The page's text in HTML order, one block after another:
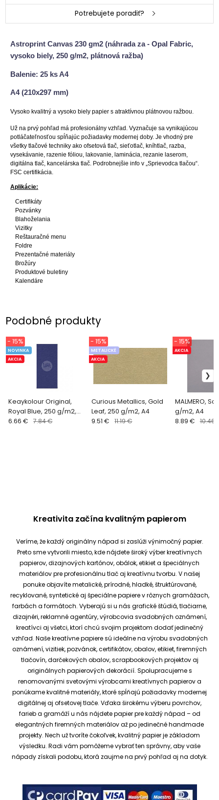
Potrebujete poradiť?
Astroprint Canvas 230 gm2 (náhrada za - Opal Fabric,
vysoko biely, 250 g/m2, plátnová ražba)
Balenie: 25 ks A4
A4 (210x297 mm)
Vysoko kvalitný a vysoko biely papier s atraktívnou plátnovou ražbou.
Už na prvý pohľad má profesionálny vzhľad. Vyznačuje sa vynikajúcou
potláčateľnosťou spĺňajúc požiadavky modernej doby.Je vhodný pre
všetky tlačové techniky ako ofsetová tlač, sieťotlač, kníhtlač, razba,
vysekávanie, razenie fóliou, lakovanie, laminácia, rezanie laserom,
digitálna tlač, kancelárska tlač. Podrobnejšie info v „Sprievodca tlačou“.
FSC certifikácia.
Aplikácie:
Certifikáty
Pozvánky
Blahoželania
Vizitky
Reštauračné menu
Foldre
Prezentačné materiály
Brožúry
Produktové buletiny
Kalendáre
Podobné produkty
Keaykolour Original,
Royal Blue, 250 g/m2,
A4
NOVINKA
AKCIA
- 15%
6.66 € 7.84 €
Curious Metallics, Gold
Leaf, 250 g/m2, A4
METALICKÉ
AKCIA
- 15%
9.51 € 11.19 €
MALMERO,
g/m2, A4
AKCIA
- 15%
8.89 € 10.46
Kreativita začína kvalitným papierom
Veríme, že každý originálny nápad si zaslúži výnimočný papier.
Preto sme vytvorili miesto, kde nájdete široký výber kreatívnych
papierov, dizajnových kartónov, obálok, etikiet a špeciálnych
materiálov pre profesionálnu tlač aj kreatívnu tvorbu. V našej
ponuke objavíte metalické, prírodné, hladké, štruktúrované,
recyklované, syntetické aj špeciálne papiere v rôznych gramážach,
farbách a formátoch. Vyberajú si u nás grafické štúdiá, tlačiarne,
dizajnéri, reklamné agentúry, výrobcovia svadobných oznámení,
kreatívci aj všetci, ktorí chcú svojim projektom dodať jedinečný
vzhľad. Naše kreatívne papiere sú ideálne na výrobu svadobných
oznámení, vizitiek, pozvánok, certifikátov, obalov, etikiet, firemných
tlačovín, darčekových obalov, scrapbookových projektov aj
originálnych papierových dekorácií. Spolupracujeme s
renomovanými svetovými výrobcami kreatívnych papierov a
ponúkame kvalitné materiály, ktoré spĺňajú požiadavky modernej
digitálnej aj ofsetovej tlače. Vďaka širokému výberu povrchov,
farieb a gramáží u nás nájdete papier pre každý nápad – od
elegantných firemných materiálov až po jedinečné handmade
projekty. Nech už tvoríte čokoľvek, kvalitný papier je základom
výsledku. Radi vám pomôžeme vybrať ten správny, aby vaše
nápady získali podobu, ktorá zaujme na prvý pohľad aj na dotyk.